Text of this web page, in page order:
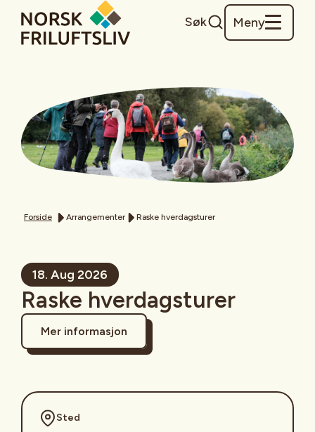
Søk Meny
Forside Arrangementer Raske hverdagsturer
18. Aug 2026
Raske hverdagsturer
Mer informasjon
Sted